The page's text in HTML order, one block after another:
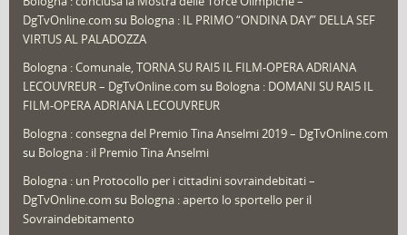
Redazioni(1.049)
Speciali (22)
Sport
That's Bologna Magazine(25)
Video (archivio) (263)
DgTvOnline.com su Bologna : IL PRIMO “ONDINA DAY” DELLA SEF
VIRTUS AL PALADOZZA
Bologna : Comunale, TORNA SU RAI5 IL FILM-OPERA ADRIANA
LECOUVREUR – DgTvOnline.com su Bologna : DOMANI SU RAI5 IL
FILM-OPERA ADRIANA LECOUVREUR
Bologna : consegna del Premio Tina Anselmi 2019 – DgTvOnline.com
su Bologna : il Premio Tina Anselmi
Bologna : un Protocollo per i cittadini sovraindebitati –
DgTvOnline.com su Bologna : aperto lo sportello per il
Sovraindebitamento